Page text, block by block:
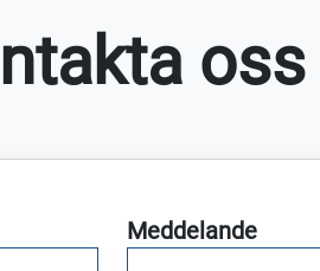
oss
Meddelande